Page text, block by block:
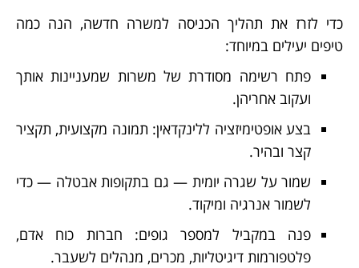
כדי לזרז את תהליך הכניסה למשרה חדשה, הנה כמה
טיפים יעילים במיוחד:
פתח רשימה מסודרת של משרות שמעניינות אותך
ועקוב אחריהן.
בצע אופטימיזציה ללינקדאין: תמונה מקצועית, תקציר
קצר ובהיר.
שמור על שגרה יומית — גם בתקופות אבטלה — כדי
לשמור אנרגיה ומיקוד.
פנה במקביל למספר גופים: חברות כוח אדם,
פלטפורמות דיגיטליות, מכרים, מנהלים לשעבר.